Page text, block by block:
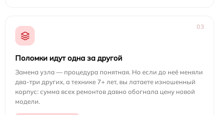
03
Поломки идут одна за другой
Замена узла — процедура понятная. Но если до неё меняли
два-три других, а технике 7+ лет, вы латаете изношенный
корпус: сумма всех ремонтов давно обогнала цену новой
модели.